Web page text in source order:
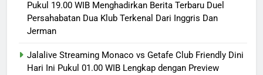
Pukul 19.00 WIB Menghadirkan Berita Terbaru Duel
Persahabatan Dua Klub Terkenal Dari Inggris Dan
Jerman
Jalalive Streaming Monaco vs Getafe Club Friendly Dini
Hari Ini Pukul 01.00 WIB Lengkap dengan Preview